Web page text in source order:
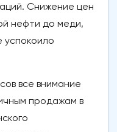
Снижение цен
нефти до меди,
успокоило
все внимание
продажам в